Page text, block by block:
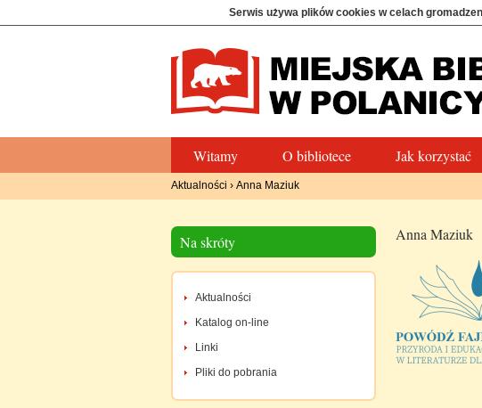
Serwis używa plików cookies w celach
Witamy O bibliotece Jak korzystać
Aktualności › Anna Maziuk
Na skróty
Aktualności
Katalog on-line
Linki
Pliki do pobrania
Anna Maziuk